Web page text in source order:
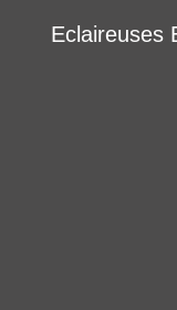
Eclaireuses